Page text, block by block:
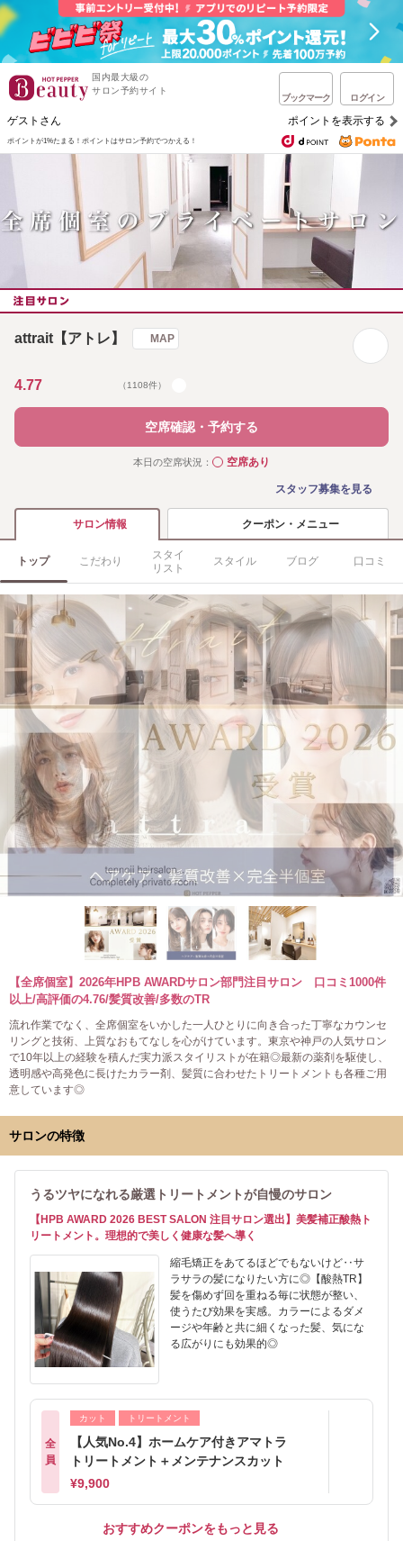
国内最大級の
サロン予約サイト
ブックマーク ログイン
ゲストさん ポイントを表示する
ポイントが1%たまる！ ポイントはサロン予約でつかえる！
attrait【アトレ】 MAP
4.77 （1108件）
空席確認・予約する
本日の空席状況： ◯空席あり
スタッフ募集を見る
サロン情報 クーポン・メニュー
トップ こだわり
スタイ
リスト
スタイル ブログ 口コミ
【全席個室】2026年HPB AWARDサロン部門注目サロン 口コミ1000件
以上/高評価の4.76/髪質改善/多数のTR
流れ作業でなく、全席個室をいかした一人ひとりに向き合った丁寧なカウンセ
リングと技術、上質なおもてなしを心がけています。東京や神戸の人気サロン
で10年以上の経験を積んだ実力派スタイリストが在籍◎最新の薬剤を駆使し、
透明感や高発色に長けたカラー剤、髪質に合わせたトリートメントも各種ご用
意しています◎
サロンの特徴
うるツヤになれる厳選トリートメントが自慢のサロン
【HPB AWARD 2026 BEST SALON 注目サロン選出】美髪補正酸熱ト
リートメント。理想的で美しく健康な髪へ導く
縮毛矯正をあてるほどでもないけど‥サ
ラサラの髪になりたい方に◎【酸熱TR】
髪を傷めず回を重ねる毎に状態が整い、
使うたび効果を実感。カラーによるダメ
ージや年齢と共に細くなった髪、気にな
る広がりにも効果的◎
全
員
カット トリートメント
【人気No.4】ホームケア付きアマトラ
トリートメント＋メンテナンスカット
¥9,900
おすすめクーポンをもっと見る